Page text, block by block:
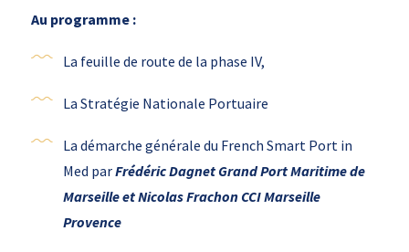
Au programme :
La feuille de route de la phase IV,
La Stratégie Nationale Portuaire
La démarche générale du French Smart Port in
Med parFrédéric Dagnet Grand Port Maritime de
Marseille et Nicolas Frachon CCI Marseille
Provence